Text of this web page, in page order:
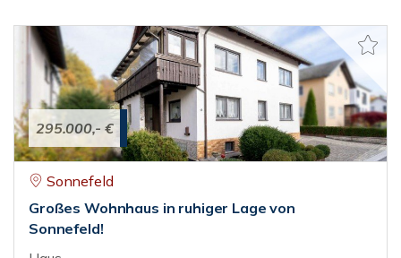
295.000,- €
Sonnefeld
Großes Wohnhaus in ruhiger Lage von
Sonnefeld!